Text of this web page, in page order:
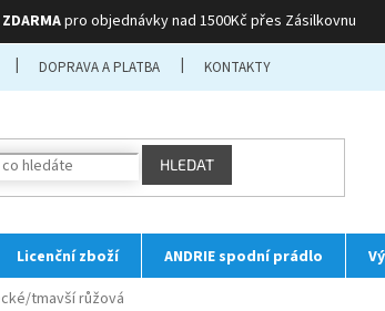
pro objednávky nad 1500Kč přes Zásilkovnu
DOPRAVA A PLATBA KONTAKTY
HLEDAT
Licenční zboží ANDRIE spodní prádlo
tmavší růžová